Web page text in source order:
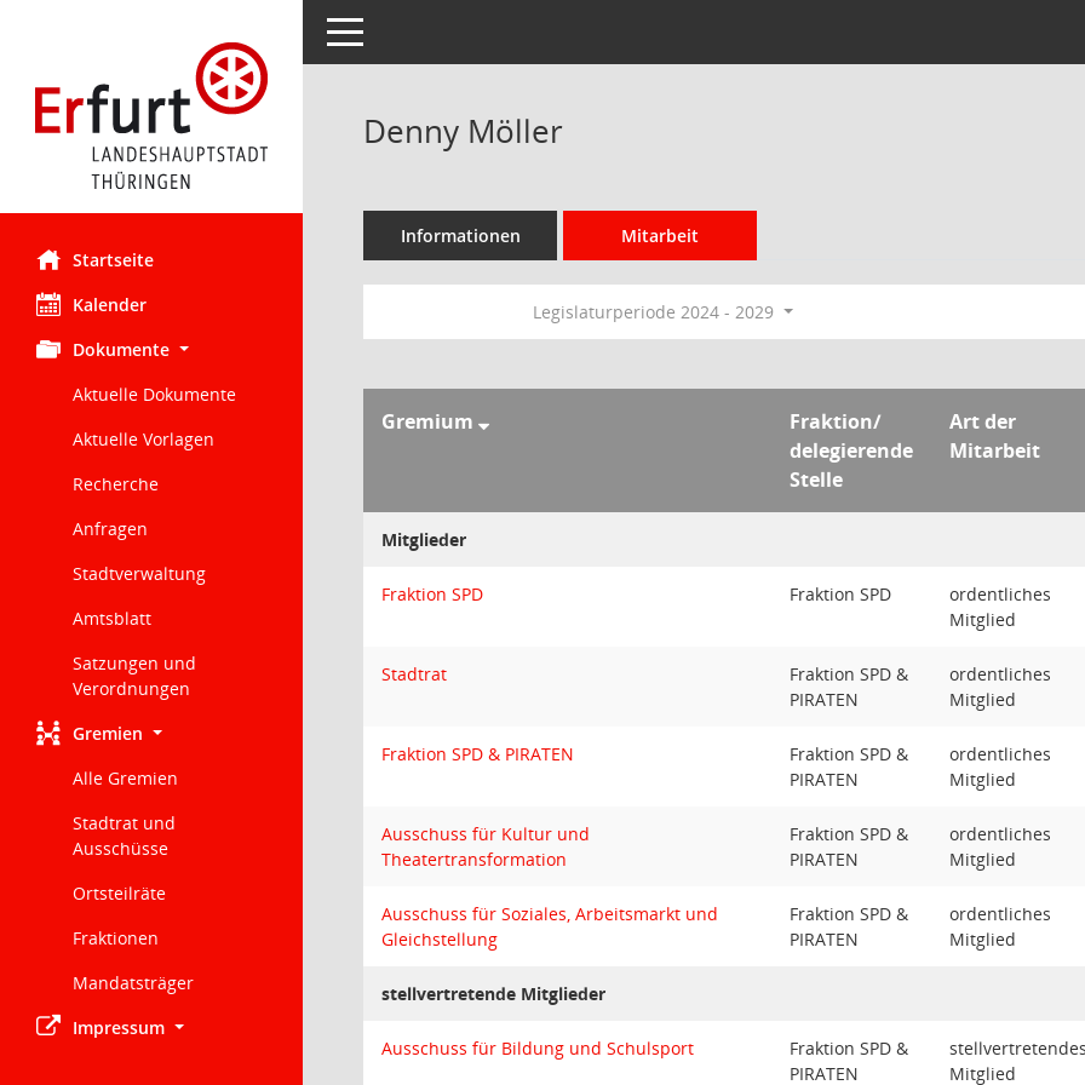
Startseite
Kalender
Dokumente
Aktuelle Dokumente
Aktuelle Vorlagen
Recherche
Anfragen
Stadtverwaltung
Amtsblatt
Satzungen und
Verordnungen
Gremien
Alle Gremien
Stadtrat und
Ausschüsse
Ortsteilräte
Fraktionen
Mandatsträger
Impressum
Toggle navigation
Denny Möller
Informationen Mitarbeit
Legislaturperiode 2024 - 2029
Gremium
Fraktion/
delegierende
Stelle
Art der
Mitarbeit
Mitglieder
Fraktion SPD Fraktion SPD
ordentliches
Mitglied
Stadtrat
Fraktion SPD &
PIRATEN
ordentliches
Mitglied
Fraktion SPD & PIRATEN
Fraktion SPD &
PIRATEN
ordentliches
Mitglied
Ausschuss für Kultur und
Theatertransformation
Fraktion SPD &
PIRATEN
ordentliches
Mitglied
Ausschuss für Soziales, Arbeitsmarkt und
Gleichstellung
Fraktion SPD &
PIRATEN
ordentliches
Mitglied
stellvertretende Mitglieder
Ausschuss für Bildung und Schulsport
Fraktion SPD &
PIRATEN
stellvertretendes
Mitglied